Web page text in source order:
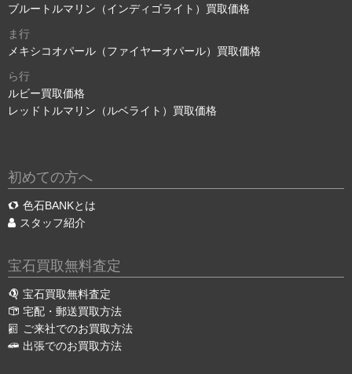
ブルートルマリン（インディゴライト）買取価格
ま行
メキシコオパール（ファイヤーオパール）買取価格
ら行
ルビー買取価格
レッドトルマリン（ルベライト）買取価格
初めての方へ
色石BANKとは
スタッフ紹介
宝石買取無料査定
宝石買取無料査定
宅配・郵送買取方法
ご来社でのお買取方法
出張でのお買取方法